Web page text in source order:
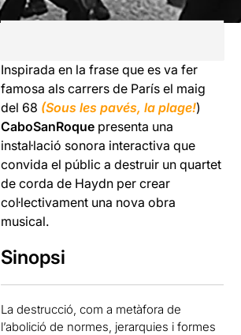
Inspirada en la frase que es va fer
famosa als carrers de París el maig
del 68 (Sous les pavés, la plage!)
CaboSanRoque presenta una
instal·lació sonora interactiva que
convida el públic a destruir un quartet
de corda de Haydn per crear
col·lectivament una nova obra
musical.
Sinopsi
La destrucció, com a metàfora de
l’abolició de normes, jerarquies i formes